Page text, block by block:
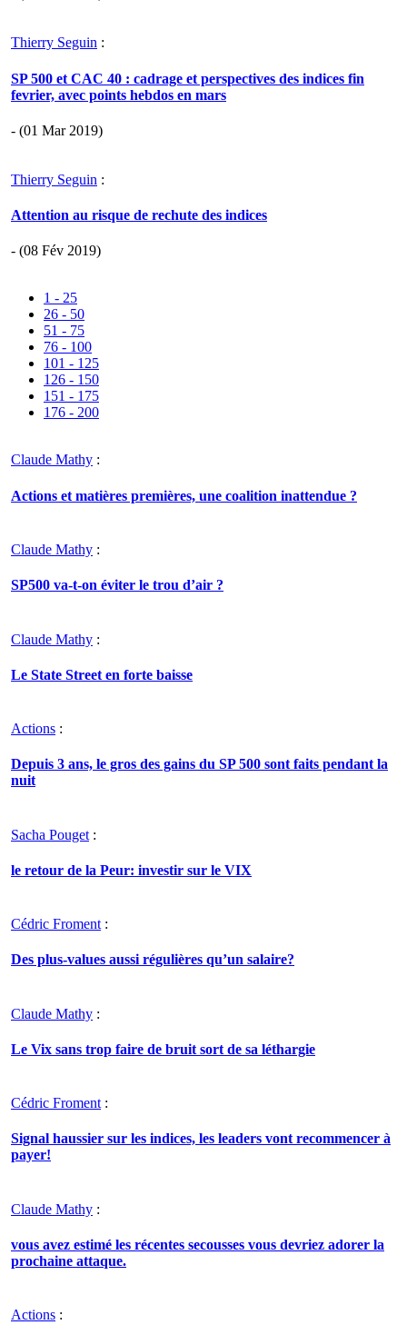
Thierry Seguin :
SP 500 et CAC 40 : cadrage et perspectives des indices fin
fevrier, avec points hebdos en mars
- (01 Mar 2019)
Thierry Seguin :
Attention au risque de rechute des indices
- (08 Fév 2019)
1 - 25
26 - 50
51 - 75
76 - 100
101 - 125
126 - 150
151 - 175
176 - 200
Claude Mathy :
Actions et matières premières, une coalition inattendue ?
Claude Mathy :
SP500 va-t-on éviter le trou d’air ?
Claude Mathy :
Le State Street en forte baisse
Actions :
Depuis 3 ans, le gros des gains du SP 500 sont faits pendant la
nuit
Sacha Pouget :
le retour de la Peur: investir sur le VIX
Cédric Froment :
Des plus-values aussi régulières qu’un salaire?
Claude Mathy :
Le Vix sans trop faire de bruit sort de sa léthargie
Cédric Froment :
Signal haussier sur les indices, les leaders vont recommencer à
payer!
Claude Mathy :
vous avez estimé les récentes secousses vous devriez adorer la
prochaine attaque.
Actions :